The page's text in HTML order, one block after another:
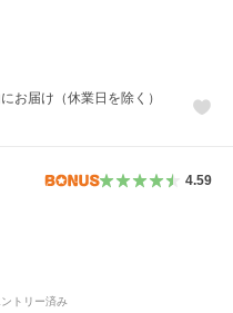
お届け（休業日を除く）
4.59
ントリー済み